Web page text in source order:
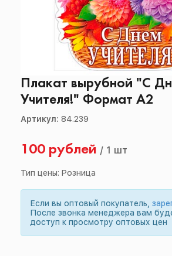
Плакат вырубной "С
Учителя!" Формат А2
Артикул: 84.239
100 рублей / 1 шт
Тип цены: Розница
Если вы оптовый покупатель,
После звонка менеджера вам
доступ к просмотру оптовых цен